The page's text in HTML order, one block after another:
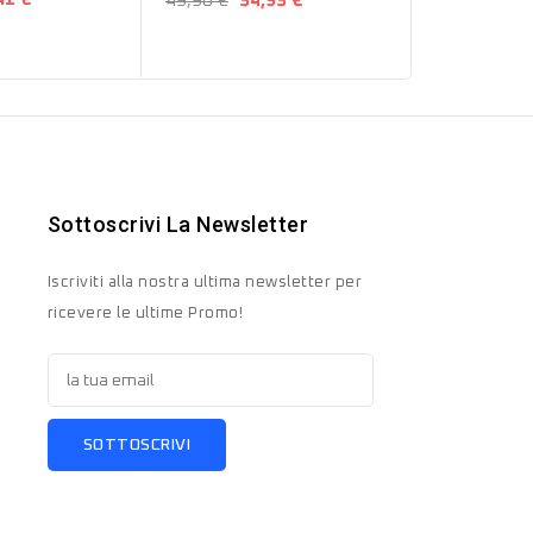
Sottoscrivi La Newsletter
Iscriviti alla nostra ultima newsletter per
ricevere le ultime Promo!